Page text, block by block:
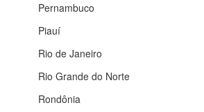
Pernambuco
Piauí
Rio de Janeiro
Rio Grande do Norte
Rondônia